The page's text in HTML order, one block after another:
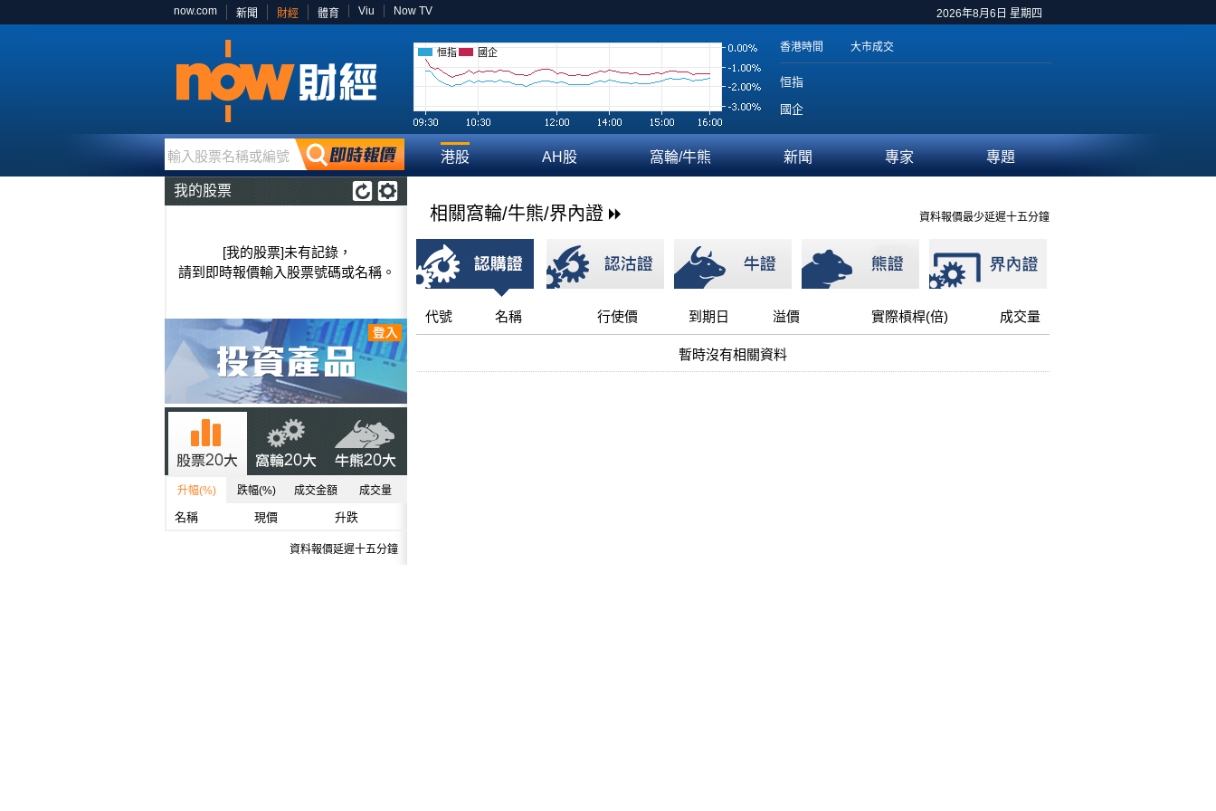
2026年8月6日 星期四
now.com 新聞 財經 體育 Viu Now TV
恒指 國企 香港時間 大市成交
恒指
國企
輸入股票名稱或編號 港股 AH股 窩輪/牛熊 新聞 專家 專題
我的股票
[我的股票]未有記錄，
請到即時報價輸入股票號碼或名稱。
升幅(%) 跌幅(%) 成交金額 成交量
名稱 現價 升跌
資料報價延遲十五分鐘
資料報價最少延遲十五分鐘
相關窩輪/牛熊/界內證
代號 名稱 行使價 到期日 溢價 實際槓桿(倍) 成交量
暫時沒有相關資料